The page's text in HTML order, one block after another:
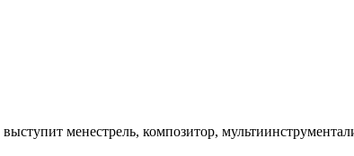
менестрель, композитор,